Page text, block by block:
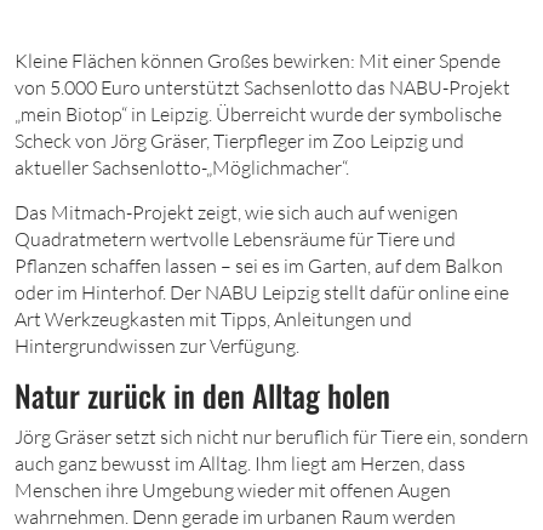
Kleine Flächen können Großes bewirken: Mit einer Spende
von 5.000 Euro unterstützt Sachsenlotto das NABU-Projekt
„mein Biotop“ in Leipzig. Überreicht wurde der symbolische
Scheck von Jörg Gräser, Tierpfleger im Zoo Leipzig und
aktueller Sachsenlotto-„Möglichmacher“.
Das Mitmach-Projekt zeigt, wie sich auch auf wenigen
Quadratmetern wertvolle Lebensräume für Tiere und
Pflanzen schaffen lassen – sei es im Garten, auf dem Balkon
oder im Hinterhof. Der NABU Leipzig stellt dafür online eine
Art Werkzeugkasten mit Tipps, Anleitungen und
Hintergrundwissen zur Verfügung.
Natur zurück in den Alltag holen
Jörg Gräser setzt sich nicht nur beruflich für Tiere ein, sondern
auch ganz bewusst im Alltag. Ihm liegt am Herzen, dass
Menschen ihre Umgebung wieder mit offenen Augen
wahrnehmen. Denn gerade im urbanen Raum werden